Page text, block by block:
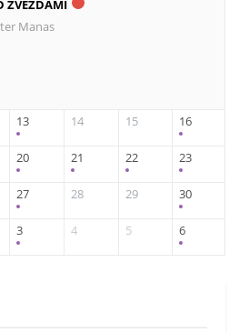
ZVEZDAMI
Manas
13 14 15 16
20 21 22 23
27 28 29 30
3 4 5 6